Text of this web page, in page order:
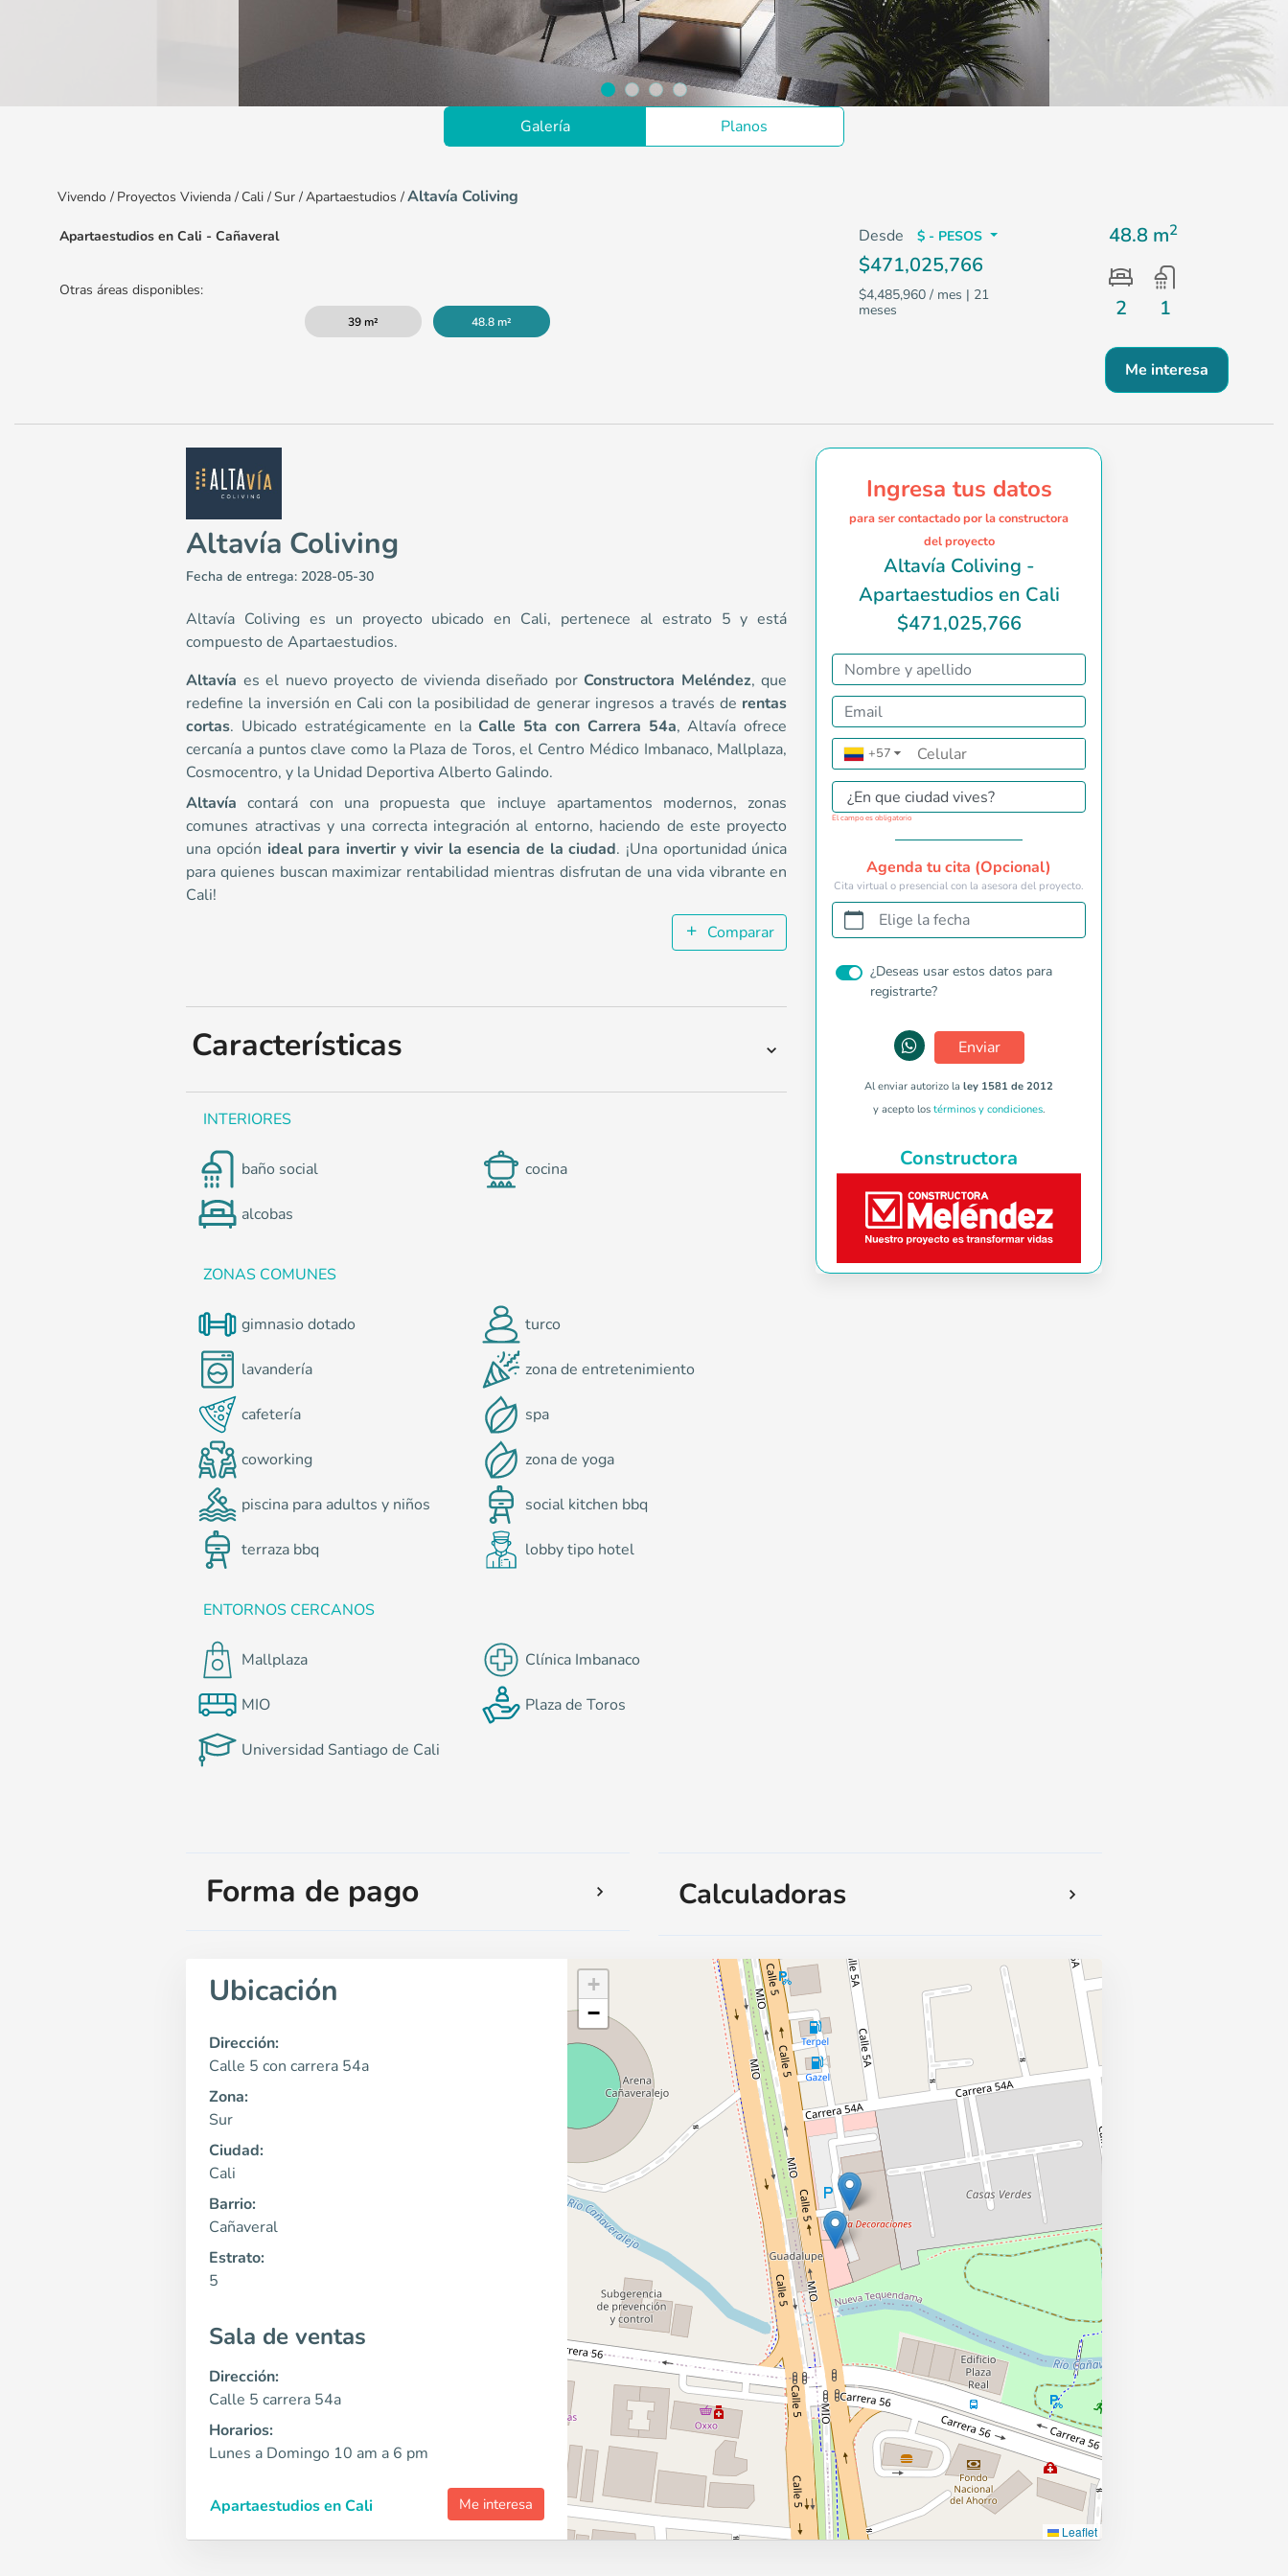
Galería Planos
Vivendo / Proyectos Vivienda / Cali /Sur /Apartaestudios /Altavía Coliving
Apartaestudios en Cali - Cañaveral <p class="ql-align-justify"><strong>Altavía</strong> es el nuevo proyecto de vivienda diseñado por <strong>Constructora Meléndez</
Cali y Suroccidente
Calle 5 con carrera 54a
Apartaestudios en Cali - Cañaveral
Otras áreas disponibles:
39 m² 48.8 m²
Desde $ - PESOS
$471,025,766
$4,485,960 / mes | 21
meses
48.8 m2
2 1
Me interesa
Altavía Coliving
Fecha de entrega: 2028-05-30
Altavía Coliving es un proyecto ubicado en Cali, pertenece al estrato 5 y está
compuesto de Apartaestudios.
Altavía es el nuevo proyecto de vivienda diseñado por Constructora Meléndez, que
redefine la inversión en Cali con la posibilidad de generar ingresos a través de rentas
cortas. Ubicado estratégicamente en la Calle 5ta con Carrera 54a, Altavía ofrece
cercanía a puntos clave como la Plaza de Toros, el Centro Médico Imbanaco, Mallplaza,
Cosmocentro, y la Unidad Deportiva Alberto Galindo.
Altavía contará con una propuesta que incluye apartamentos modernos, zonas
comunes atractivas y una correcta integración al entorno, haciendo de este proyecto
una opción ideal para invertir y vivir la esencia de la ciudad. ¡Una oportunidad única
para quienes buscan maximizar rentabilidad mientras disfrutan de una vida vibrante en
Cali!
Comparar
Características
INTERIORES
baño social cocina
alcobas
ZONAS COMUNES
gimnasio dotado turco
lavandería zona de entretenimiento
cafetería spa
coworking zona de yoga
piscina para adultos y niños social kitchen bbq
terraza bbq lobby tipo hotel
ENTORNOS CERCANOS
Mallplaza Clínica Imbanaco
MIO Plaza de Toros
Universidad Santiago de Cali
Ingresa tus datos
para ser contactado por la constructora
del proyecto
Altavía Coliving -
Apartaestudios en Cali
$471,025,766
+57 ▼
¿En que ciudad vives?
El campo es obligatorio
Agenda tu cita (Opcional)
Cita virtual o presencial con la asesora del proyecto.
Elige la fecha
¿Deseas usar estos datos para
registrarte?
Enviar
Al enviar autorizo la ley 1581 de 2012
y acepto los términos y condiciones.
Constructora
Forma de pago Calculadoras
Ubicación
Dirección:
Calle 5 con carrera 54a
Zona:
Sur
Ciudad:
Cali
Barrio:
Cañaveral
Estrato:
5
Sala de ventas
Dirección:
Calle 5 carrera 54a
Horarios:
Lunes a Domingo 10 am a 6 pm
Apartaestudios en Cali Me interesa
+
−
Leaflet